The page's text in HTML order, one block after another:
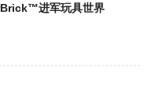
进军玩具世界